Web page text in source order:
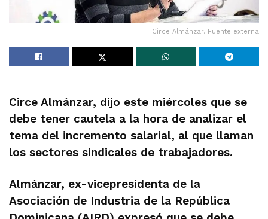
Circe Almánzar. Fuente externa
Circe Almánzar, dijo este miércoles que se
debe tener cautela a la hora de analizar el
tema del incremento salarial, al que llaman
los sectores sindicales de trabajadores.
Almánzar, ex-vicepresidenta de la
Asociación de Industria de la República